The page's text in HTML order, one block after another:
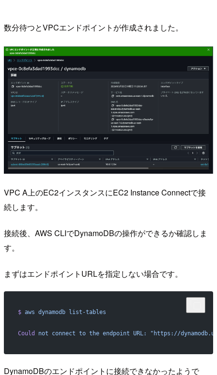
数分待つとVPCエンドポイントが作成されました。
VPC A上のEC2インスタンスにEC2 Instance Connectで接
続します。
接続後、AWS CLIでDynamoDBの操作ができるか確認しま
す。
まずはエンドポイントURLを指定しない場合です。
$ aws dynamodb list-tables
Could not connect to the endpoint URL: "https://
DynamoDBのエンドポイントに接続できなかったようで